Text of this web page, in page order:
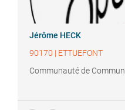
Jérôme HECK
90170 | ETTUEFONT
Communauté de